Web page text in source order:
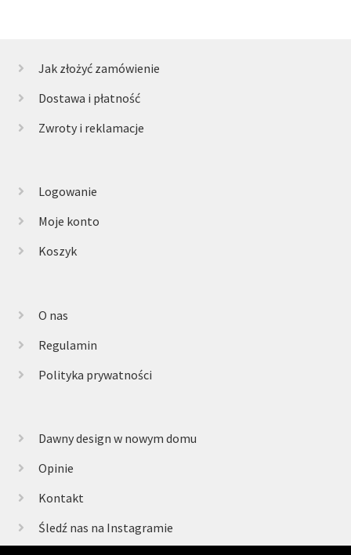
Jak złożyć zamówienie
Dostawa i płatność
Zwroty i reklamacje
Logowanie
Moje konto
Koszyk
O nas
Regulamin
Polityka prywatności
Dawny design w nowym domu
Opinie
Kontakt
Śledź nas na Instagramie